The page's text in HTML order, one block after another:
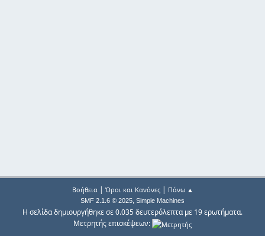
Βοήθεια| Όροι και Κανόνες| Πάνω ▲
SMF 2.1.6 © 2025, Simple Machines
Η σελίδα δημιουργήθηκε σε 0.035 δευτερόλεπτα με 19 ερωτήματα.
Μετρητής επισκέψεων: